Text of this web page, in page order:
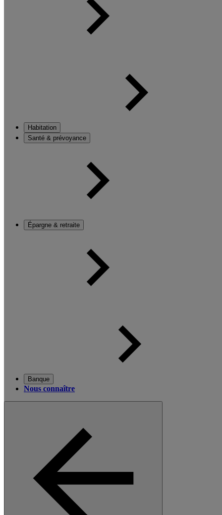
Habitation
Santé & prévoyance
Épargne & retraite
Banque
Nous connaître